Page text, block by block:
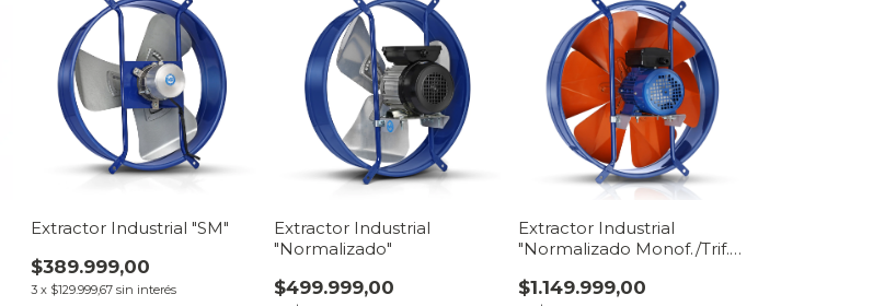
Extractor Industrial "SM"
$389.999,00
3 x $129.999,67 sin interés
Extractor Industrial
"Normalizado"
$499.999,00
Extractor Industrial
"Normalizado Monof./Trif."
$1.149.999,00